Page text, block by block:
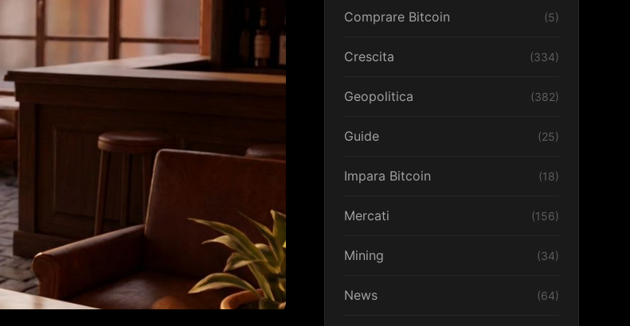
Comprare Bitcoin (5)
Crescita (334)
Geopolitica (382)
Guide (25)
Impara Bitcoin (18)
Mercati (156)
Mining (34)
News (64)